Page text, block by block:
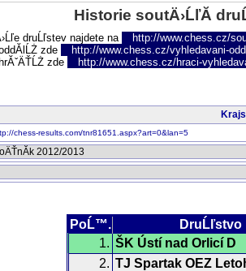
Historie soutÄ›ĹľĂ­
druĹľstev najdete na
http://www.chess.cz/
zde
http://www.chess.cz/vyhledavani-
zde
http://www.chess.cz/hraci-
chess-results.com/tnr81651.aspx?art=0&lan=5
PoĹ™.
DruĹľstvo
1. ŠK Ústí nad Orlicí D
2. TJ Spartak OEZ